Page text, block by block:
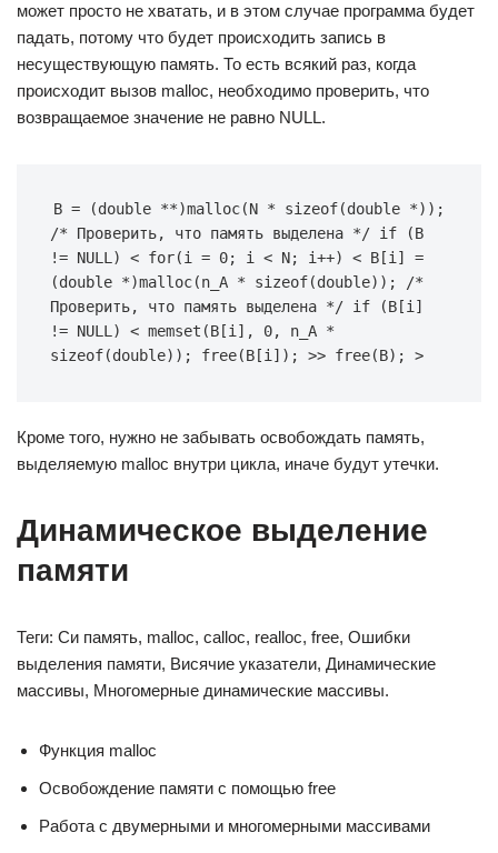
может просто не хватать, и в этом случае программа будет
падать, потому что будет происходить запись в
несуществующую память. То есть всякий раз, когда
происходит вызов malloc, необходимо проверить, что
возвращаемое значение не равно NULL.
B = (double **)malloc(N * sizeof(double *));
/* Проверить, что память выделена */ if (B
!= NULL) < for(i = 0; i < N; i++) < B[i] =
(double *)malloc(n_A * sizeof(double)); /*
Проверить, что память выделена */ if (B[i]
!= NULL) < memset(B[i], 0, n_A *
sizeof(double)); free(B[i]); >> free(B); >
Кроме того, нужно не забывать освобождать память,
выделяемую malloc внутри цикла, иначе будут утечки.
Динамическое выделение
памяти
Теги: Си память, malloc, calloc, realloc, free, Ошибки
выделения памяти, Висячие указатели, Динамические
массивы, Многомерные динамические массивы.
Функция malloc
Освобождение памяти с помощью free
Работа с двумерными и многомерными массивами